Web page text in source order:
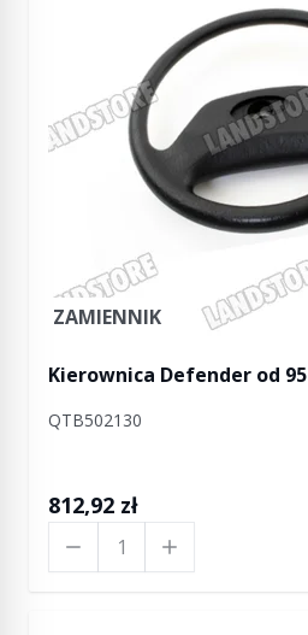
ZAMIENNIK
Kierownica Defender od 95
QTB502130
812,92 zł